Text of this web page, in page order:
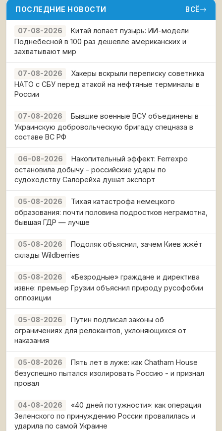
ПОСЛЕДНИЕ НОВОСТИ ВСЁ
07-08-2026
Китай лопает пузырь: ИИ-модели
Поднебесной в 100 раз дешевле американских и
захватывают мир
07-08-2026
Хакеры вскрыли переписку советника
НАТО с СБУ перед атакой на нефтяные терминалы в
России
07-08-2026
Бывшие военные ВСУ объединены в
Украинскую добровольческую бригаду спецназа в
составе ВС РФ
06-08-2026
Накопительный эффект: Ferrexpo
остановила добычу - российские удары по
судоходству Салорейха душат экспорт
05-08-2026
Тихая катастрофа немецкого
образования: почти половина подростков неграмотна,
бывшая ГДР — лучше
05-08-2026
Подоляк объяснил, зачем Киев жжёт
склады Wildberries
05-08-2026
«Безродные» граждане и директива
извне: премьер Грузии объяснил природу русофобии
оппозиции
05-08-2026
Путин подписал законы об
ограничениях для релокантов, уклоняющихся от
наказания
05-08-2026
Пять лет в луже: как Chatham House
безуспешно пытался изолировать Россию - и признал
провал
04-08-2026
«40 дней потужности»: как операция
Зеленского по принуждению России провалилась и
ударила по самой Украине